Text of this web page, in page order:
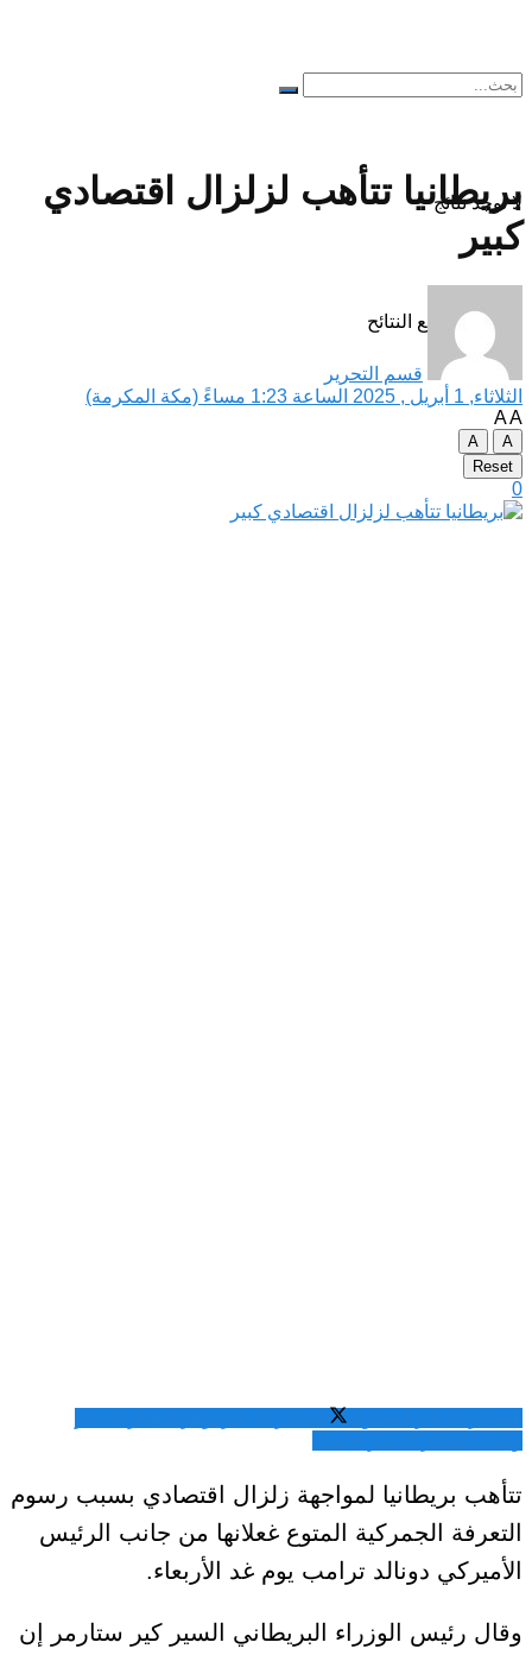
لا توجد نتائج
مشاهدة جميع النتائح
بريطانيا تتأهب لزلزال اقتصادي
كبير
قسم التحرير
الثلاثاء, 1 أبريل , 2025 الساعة 1:23 مساءً (مكة المكرمة)
AA
A
A
Reset
0
تتأهب بريطانيا لمواجهة زلزال اقتصادي بسبب رسوم
التعرفة الجمركية المتوع غعلانها من جانب الرئيس
الأميركي دونالد ترامب يوم غد الأربعاء.
وقال رئيس الوزراء البريطاني السير كير ستارمر إن